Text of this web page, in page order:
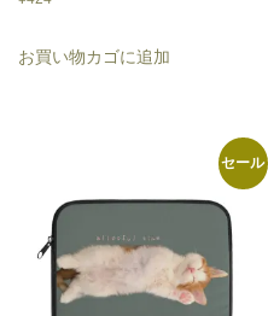
お買い物カゴに追加
セール